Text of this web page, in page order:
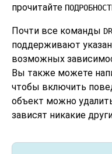
прочитайте
Почти все команды
поддерживают
возможных
Вы также можете
чтобы включить
объект можно
зависят никакие